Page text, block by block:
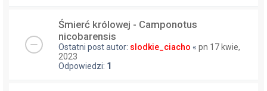
Śmierć królowej - Camponotus
nicobarensis
Ostatni post autor: slodkie_ciacho « pn 17 kwie,
2023
Odpowiedzi: 1